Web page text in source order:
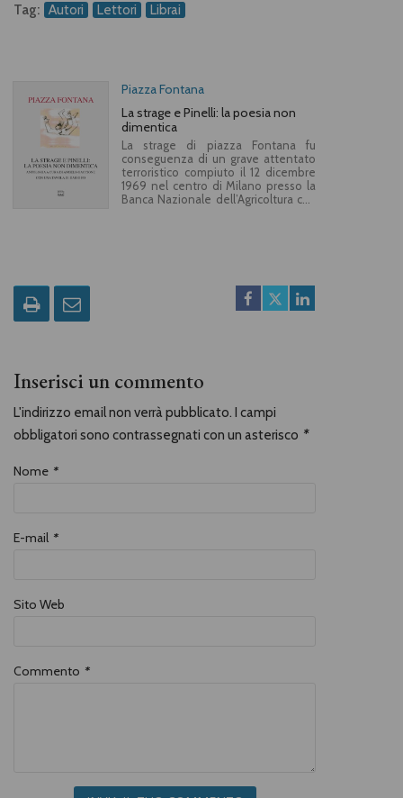
Tag: Autori Lettori Librai
Piazza Fontana
La strage e Pinelli: la poesia non
dimentica
La strage di piazza Fontana fu
conseguenza di un grave attentato
terroristico compiuto il 12 dicembre
1969 nel centro di Milano presso la
Banca Nazionale dell’Agricoltura che
Raboni, in particolare ricordando
Giuseppe Pinelli, ferroviere
trattenuto qualche giorno dopo la
strage. Non è mai stata chiarita la
magistrato Guido Salvini: «con
Giuseppe Pinelli la Giustizia è stata
solo dolore e cecità». Con poesie di
Inserisci un commento
L'indirizzo email non verrà pubblicato. I campi
obbligatori sono contrassegnati con un asterisco *
Nome *
E-mail *
Sito Web
Commento *